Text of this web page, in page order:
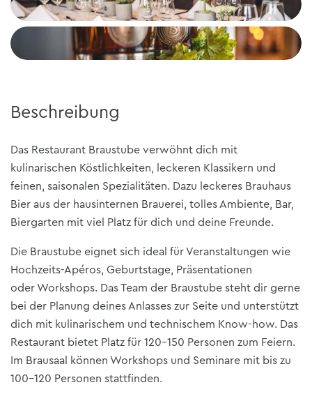
Beschreibung
Das Restaurant Braustube verwöhnt dich mit
kulinarischen Köstlichkeiten, leckeren Klassikern und
feinen, saisonalen Spezialitäten. Dazu leckeres Brauhaus
Bier aus der hausinternen Brauerei, tolles Ambiente, Bar,
Biergarten mit viel Platz für dich und deine Freunde.
Die Braustube eignet sich ideal für Veranstaltungen wie
Hochzeits-Apéros, Geburtstage, Präsentationen
oder Workshops. Das Team der Braustube steht dir gerne
bei der Planung deines Anlasses zur Seite und unterstützt
dich mit kulinarischem und technischem Know-how. Das
Restaurant bietet Platz für 120-150 Personen zum Feiern.
Im Brausaal können Workshops und Seminare mit bis zu
100–120 Personen stattfinden.